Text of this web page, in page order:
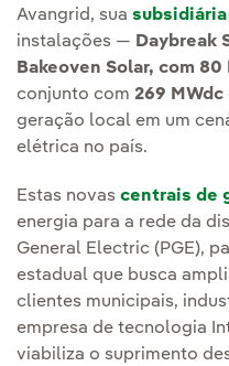
Avangrid, sua
instalações — Daybreak
Bakeoven Solar, com 80
conjunto com 269 MWdc
geração local em um
elétrica no país.
Estas novas centrais de
energia para a rede da
General Electric (PGE),
estadual que busca
clientes municipais,
empresa de tecnologia
viabiliza o suprimento